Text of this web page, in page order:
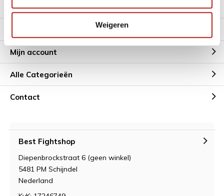
Weigeren
Meer informatie
Mijn account
Alle Categorieën
Contact
Best Fightshop
Diepenbrockstraat 6 (geen winkel)
5481 PM Schijndel
Nederland